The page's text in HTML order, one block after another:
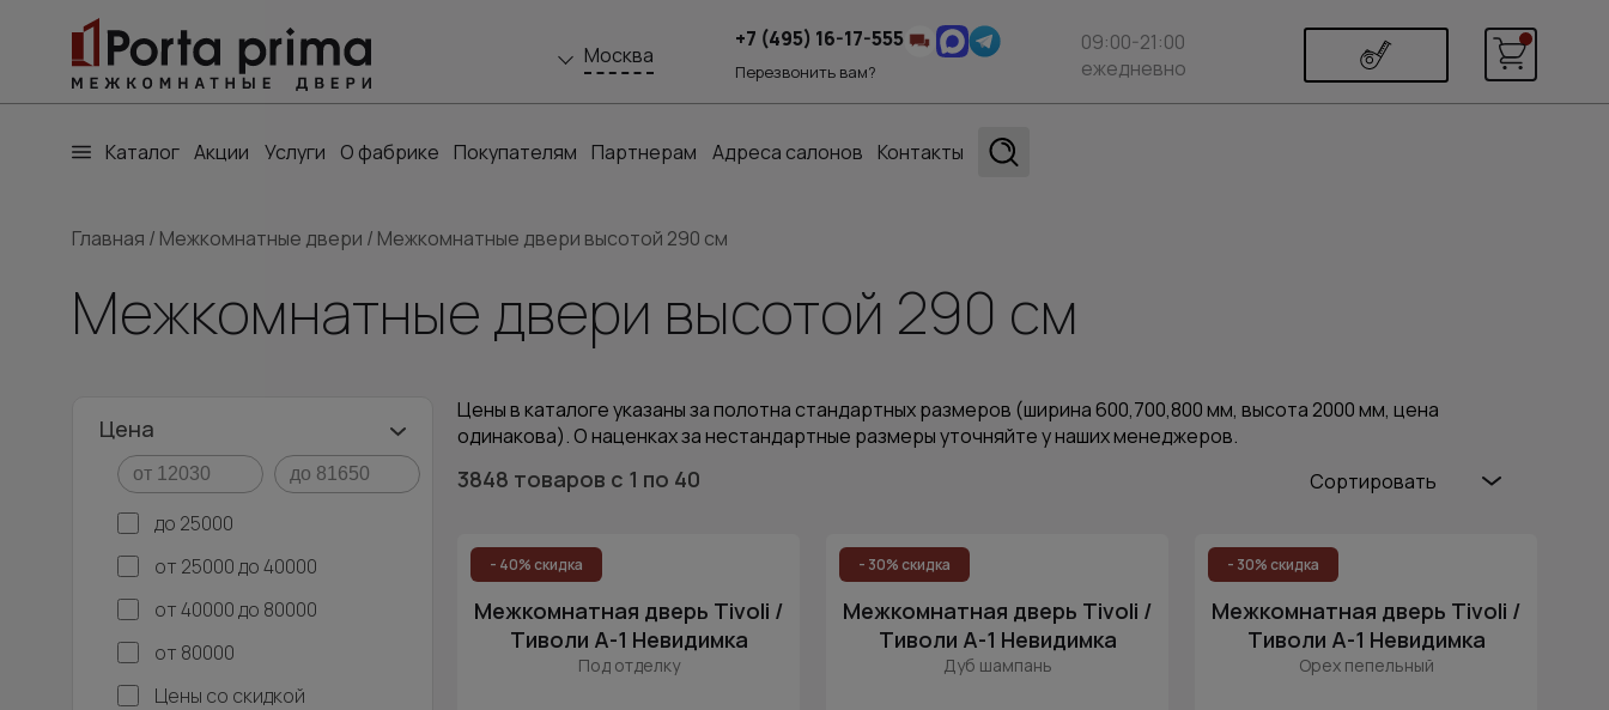
Москва
+7 (495) 16-17-555
Перезвонить вам?
09:00-21:00
ежедневно
Каталог Акции Услуги О фабрике Покупателям Партнерам Адреса салонов Контакты
Главная / Межкомнатные двери / Межкомнатные двери высотой 290 см
Межкомнатные двери высотой 290 см
Цена
до 25000
от 25000 до 40000
от 40000 до 80000
от 80000
Цены со скидкой
Цены в каталоге указаны за полотна стандартных размеров (ширина 600,700,800 мм, высота 2000 мм, цена
одинакова). О наценках за нестандартные размеры уточняйте у наших менеджеров.
3848 товаров с 1 по 40
Сортировать
Цена (возр.)
Cначала новинки
Cначала скидки
- 40% скидка
Межкомнатная дверь Tivoli /
Тиволи А-1 Невидимка
Под отделку
- 30% скидка
Межкомнатная дверь Tivoli /
Тиволи А-1 Невидимка
Дуб шампань
- 30% скидка
Межкомнатная дверь Tivoli /
Тиволи А-1 Невидимка
Орех пепельный